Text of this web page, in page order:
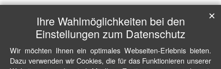
Ihre Wahlmöglichkeiten bei den
Einstellungen zum Datenschutz
Wir möchten Ihnen ein optimales Webseiten-Erlebnis bieten.
Dazu verwenden wir Cookies, die für das Funktionieren unserer
✕